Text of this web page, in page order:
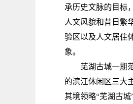
承历史文脉的目标
人文风貌和昔日繁
验区以及人文居住
象。
芜湖古城一期
的滨江休闲区三大
其境领略“芜湖古城